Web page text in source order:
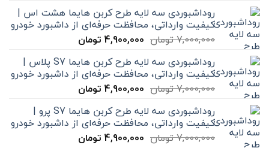
7,000,000 تومان
بود.
4,900,000 تومان
است.
روداشبوردی سه‌ لایه طرح کربن هایما هشت اس |
کیفیت وارداتی، محافظت حرفه‌ای از داشبورد خودرو
7,000,000تومان قیمت
7,000,000 تومان
بود.
4,900,000 تومانقیمت
4,900,000 تومان
است.
روداشبوردی سه‌ لایه طرح کربن هایما S7 پلاس |
کیفیت وارداتی، محافظت حرفه‌ای از داشبورد خودرو
7,000,000تومان قیمت
7,000,000 تومان
بود.
4,900,000 تومانقیمت
4,900,000 تومان
است.
روداشبوردی سه‌ لایه طرح کربن هایما S7 پرو |
کیفیت وارداتی، محافظت حرفه‌ای از داشبورد خودرو
7,000,000تومان قیمت
4,900,000 تومانقیمت